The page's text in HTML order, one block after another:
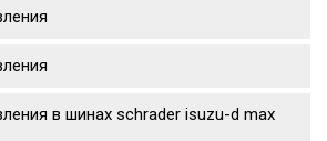
в шинах schrader isuzu-d max